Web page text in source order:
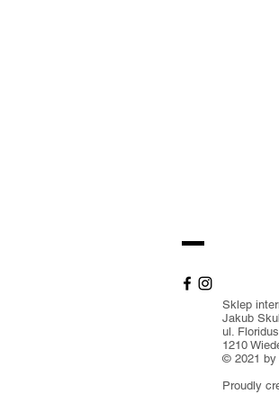
Sklep
Jakub
ul.
1210
© 2021 by
Proudly